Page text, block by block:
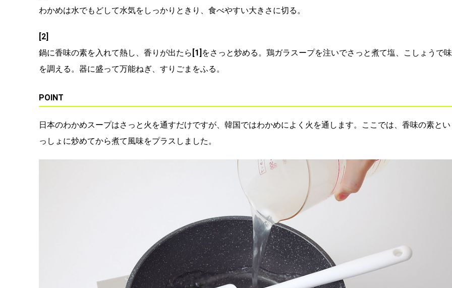
わかめは水でもどして水気をしっかりときり、食べやすい大きさに切る。
[2]
鍋に香味の素を入れて熱し、香りが出たら [1] をさっと炒める。鶏ガラスープを注いでさっと煮て塩、こしょうで味
を調える。器に盛って万能ねぎ、すりごまをふる。
POINT
日本のわかめスープはさっと火を通すだけですが、韓国ではわかめによく火を通します。ここでは、香味の素とい
っしょに炒めてから煮て風味をプラスしました。